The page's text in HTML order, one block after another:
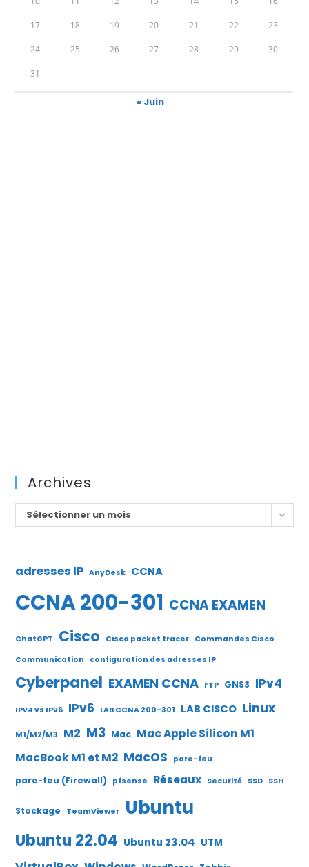
17 18 19 20 21 22 23
24 25 26 27 28 29 30
31
« Juin
Archives
Archives
Sélectionner un mois
adresses IP AnyDesk CCNA
CCNA 200-301 CCNA EXAMEN
ChatGPT Cisco Cisco packet tracer Commandes Cisco
Communication
configuration des adresses IP
Cyberpanel EXAMEN CCNA FTP GNS3 IPv4
IPv4 vs IPv6 IPv6 LAB CCNA 200-301 LAB CISCO Linux
M1/M2/M3 M2 M3 Mac Mac Apple Silicon M1
MacBook M1 et M2 MacOS pare-feu
pare-feu (Firewall) pfsense Réseaux Securité SSD SSH
Stockage TeamViewer Ubuntu
Ubuntu 22.04 Ubuntu 23.04 UTM